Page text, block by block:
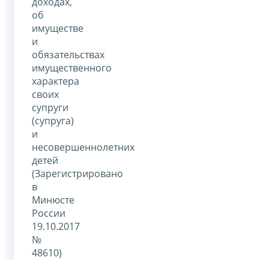
об
имуществе
и
обязательствах
имущественного
характера
своих
супруги
(супруга)
и
несовершеннолетних
детей
(Зарегистрировано
в
Минюсте
России
19.10.2017
№
48610)